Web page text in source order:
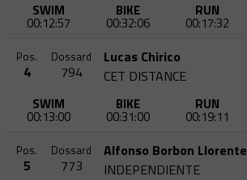
SWIM
00:12:57
BIKE
00:32:06
RUN
00:17:32
Pos.
4
Dossard
794
Lucas Chirico
CET DISTANCE
SWIM
00:13:00
BIKE
00:31:00
RUN
00:19:11
Pos.
5
Dossard
773
Alfonso Borbon Llorente
INDEPENDIENTE